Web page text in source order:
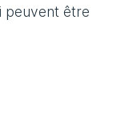
peuvent être